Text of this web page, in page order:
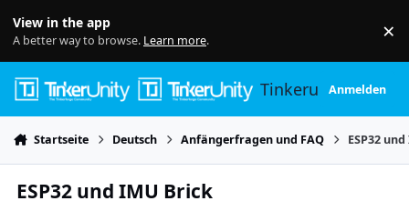
View in the app
A better way to browse. Learn more. ×
TinkerunityAnmelden
Startseite Deutsch Anfängerfragen und FAQ ESP32
ESP32 und IMU Brick